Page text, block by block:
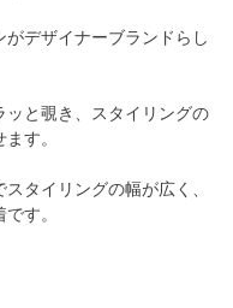
デザイナーブランドらし
と覗き、スタイリングの
す。
タイリングの幅が広く、
す。